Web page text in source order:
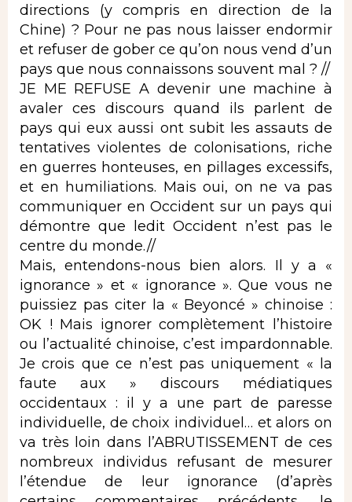
directions (y compris en direction de la
Chine) ? Pour ne pas nous laisser endormir
et refuser de gober ce qu’on nous vend d’un
pays que nous connaissons souvent mal ? //
JE ME REFUSE A devenir une machine à
avaler ces discours quand ils parlent de
pays qui eux aussi ont subit les assauts de
tentatives violentes de colonisations, riche
en guerres honteuses, en pillages excessifs,
et en humiliations. Mais oui, on ne va pas
communiquer en Occident sur un pays qui
démontre que ledit Occident n’est pas le
centre du monde.//
Mais, entendons-nous bien alors. Il y a «
ignorance » et « ignorance ». Que vous ne
puissiez pas citer la « Beyoncé » chinoise :
OK ! Mais ignorer complètement l’histoire
ou l’actualité chinoise, c’est impardonnable.
Je crois que ce n’est pas uniquement « la
faute aux » discours médiatiques
occidentaux : il y a une part de paresse
individuelle, de choix individuel… et alors on
va très loin dans l’ABRUTISSEMENT de ces
nombreux individus refusant de mesurer
l’étendue de leur ignorance (d’après